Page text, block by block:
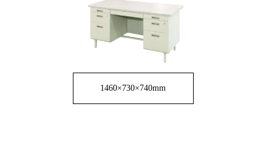
1460×730×740mm